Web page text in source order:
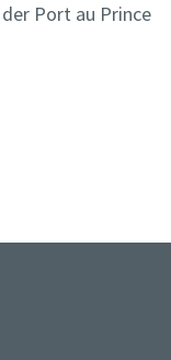
Port au Prince